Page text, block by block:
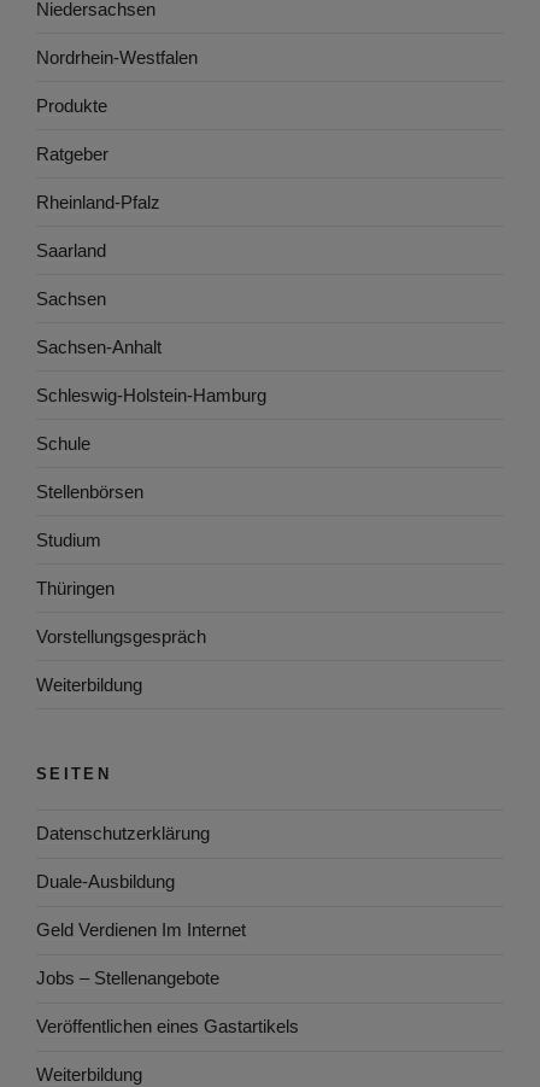
Niedersachsen
Nordrhein-Westfalen
Produkte
Ratgeber
Rheinland-Pfalz
Saarland
Sachsen
Sachsen-Anhalt
Schleswig-Holstein-Hamburg
Schule
Stellenbörsen
Studium
Thüringen
Vorstellungsgespräch
Weiterbildung
SEITEN
Datenschutzerklärung
Duale-Ausbildung
Geld Verdienen Im Internet
Jobs – Stellenangebote
Veröffentlichen eines Gastartikels
Weiterbildung